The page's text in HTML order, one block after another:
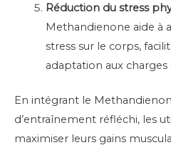
Réduction du stress
Methandienone aide à
stress sur le corps,
adaptation aux charges
En intégrant le
d’entraînement réfléchi, les
maximiser leurs gains